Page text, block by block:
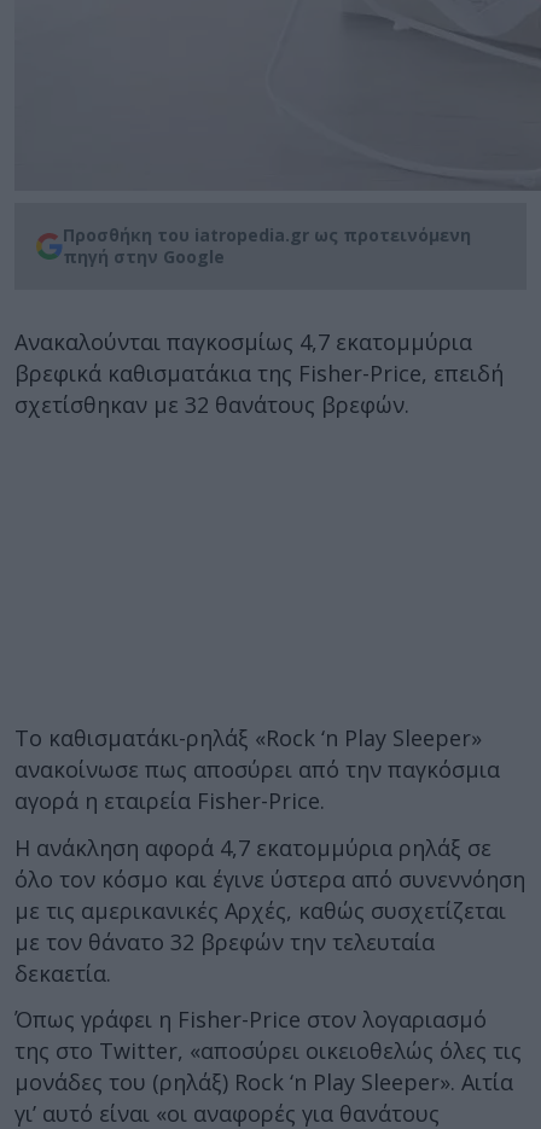
Προσθήκη του iatropedia.gr ως προτεινόμενη
πηγή στην Google
Ανακαλούνται παγκοσμίως 4,7 εκατομμύρια
βρεφικά καθισματάκια της Fisher-Price, επειδή
σχετίσθηκαν με 32 θανάτους βρεφών.
Το καθισματάκι-ρηλάξ «Rock ‘n Play Sleeper»
ανακοίνωσε πως αποσύρει από την παγκόσμια
αγορά η εταιρεία Fisher-Price.
H ανάκληση αφορά 4,7 εκατομμύρια ρηλάξ σε
όλο τον κόσμο και έγινε ύστερα από συνεννόηση
με τις αμερικανικές Αρχές, καθώς συσχετίζεται
με τον θάνατο 32 βρεφών την τελευταία
δεκαετία.
Όπως γράφει η Fisher-Price στον λογαριασμό
της στο Twitter, «αποσύρει οικειοθελώς όλες τις
μονάδες του (ρηλάξ) Rock ‘n Play Sleeper». Αιτία
γι’ αυτό είναι «οι αναφορές για θανάτους